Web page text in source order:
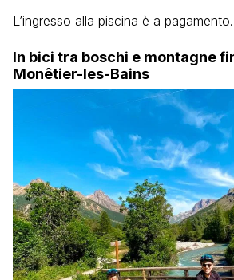
L’ingresso alla piscina è a pagamento.
In bici tra boschi e montagne
Monêtier-les-Bains